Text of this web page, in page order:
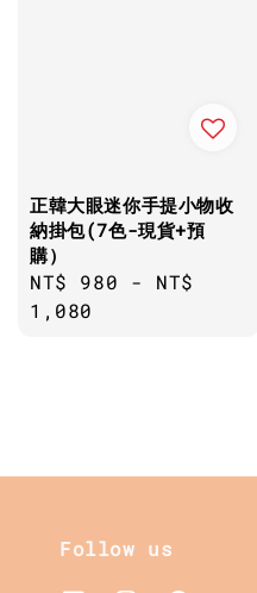
正韓大眼迷你手提小物收
納掛包(7色-現貨+預
購）
Regular
price
NT$ 980 - NT$
1,080
Follow us